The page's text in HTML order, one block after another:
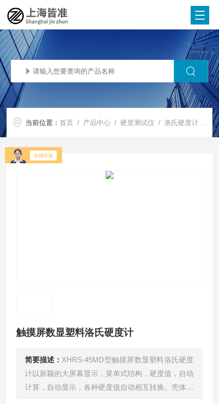
当前位置：首页 / 产品中心 /硬度测试仪 /洛氏硬度计
触摸屏数显塑料洛氏硬度计
简要描述： XHRS-45MD型触摸屏数显塑料洛氏硬度
计以新颖的大屏幕显示，菜单式结构，硬度值，自动
计算，自动显示，各种硬度值自动相互转换。壳体采